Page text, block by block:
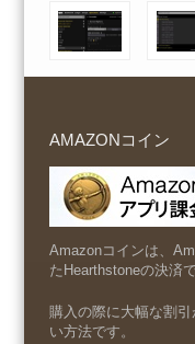
AMAZONコイン
Amazonコインは、
たHearthstoneの決済
購入の際に大幅な割
い方法です。